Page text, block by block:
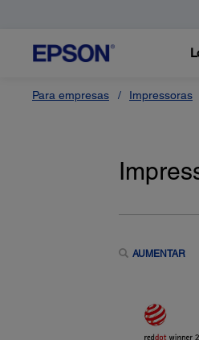
Para empresas Impressoras
AUMENTAR